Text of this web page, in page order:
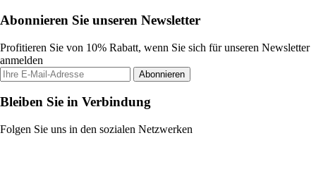
Abonnieren Sie unseren Newsletter
Profitieren Sie von 10% Rabatt, wenn Sie sich für unseren Newsletter
anmelden
Abonnieren
Bleiben Sie in Verbindung
Folgen Sie uns in den sozialen Netzwerken